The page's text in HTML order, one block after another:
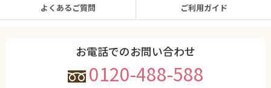
よくあるご質問 ご利用ガイド
お電話でのお問い合わせ
0120-488-588